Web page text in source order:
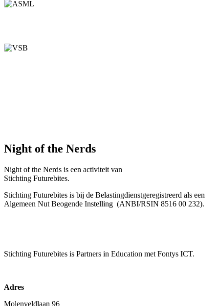
Night of the Nerds
Night of the Nerds is een activiteit van
Stichting Futurebites.
Stichting Futurebites is bij de Belastingdienstgeregistreerd als een
Algemeen Nut Beogende Instelling (ANBI/RSIN 8516 00 232).
Stichting Futurebites is Partners in Education met Fontys ICT.
Adres
Molenveldlaan 96